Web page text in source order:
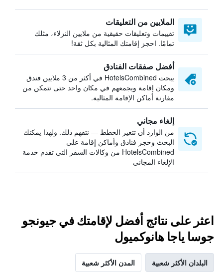
الملايين من التعليقات
تقييمات وتعليقات حقيقية من ملايين النزلاء، مثلك
تمامًا. احجز إقامتك المثالية بكل ثقة!
أفضل صفقات الفنادق
يبحث HotelsCombined في أكثر من 3 ملايين فندق
ومكان إقامة ويجمعهم في مكان واحد حتى تتمكن من
مقارنة أماكن الإقامة المثالية.
إلغاء مجاني
من الوارد أن تتغير الخطط — نتفهم ذلك. ولهذا يمكنك
البحث وحجز فنادق وأماكن إقامة على
HotelsCombined من وكالات السفر التي تقدم خدمة
الإلغاء المجاني
اعثر على نتائج أفضل لإقامتك في جيونجو
جوسا ياجا هانوكميول
البلدان الأكثر شعبية المدن الأكثر شعبية